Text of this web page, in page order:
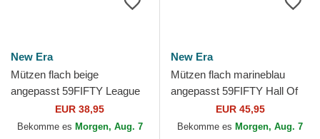
New Era
Mützen flach beige
angepasst 59FIFTY League
Essential der New York
Yankees MLB von New Era
EUR 38,95
Bekomme es Morgen, Aug. 7
New Era
Mützen flach marineblau
angepasst 59FIFTY Hall Of
Fame der New York Yankees
MLB von New Era
EUR 45,95
Bekomme es Morgen, Aug. 7